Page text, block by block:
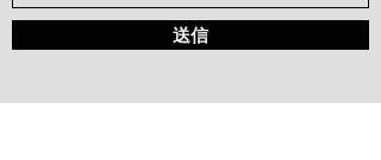
送信